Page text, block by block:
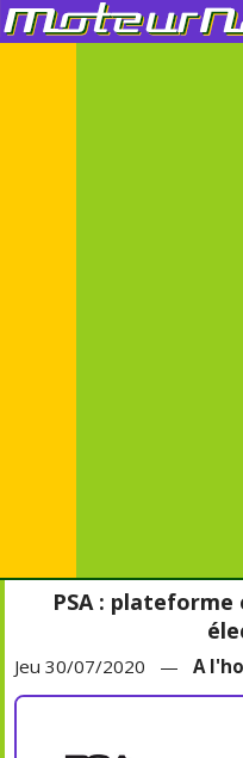
PSA : plateforme
Jeu 30/07/2020 —A